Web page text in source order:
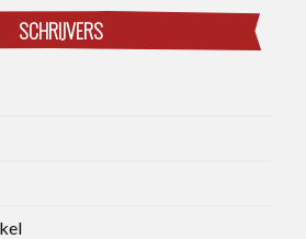
SCHRIJVERS